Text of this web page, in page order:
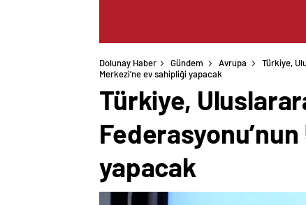
Dolunay Haber Gündem Avrupa
Türkiye,
Merkezi’ne ev sahipliği yapacak
Türkiye,
yapacak